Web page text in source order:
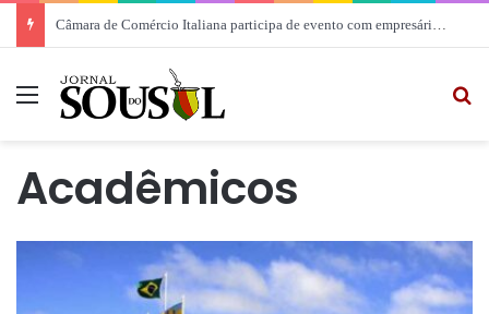
Câmara de Comércio Italiana participa de evento com empresários em Rio Grande
Menu
Acadêmicos